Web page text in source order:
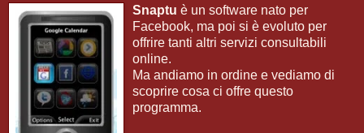
Snaptu è un software nato per
Facebook, ma poi si è evoluto per
offrire tanti altri servizi consultabili
online.
Ma andiamo in ordine e vediamo di
scoprire cosa ci offre questo
programma.